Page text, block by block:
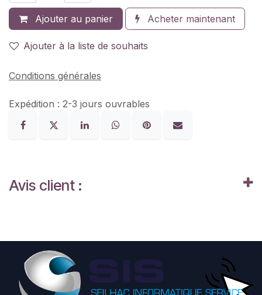
Ajouter au panier Acheter maintenant
Ajouter à la liste de souhaits
Conditions générales
Expédition : 2-3 jours ouvrables
Avis client :